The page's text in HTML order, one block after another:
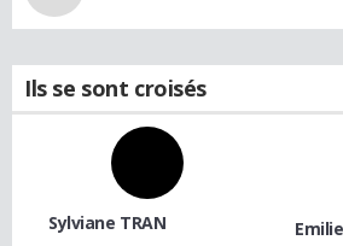
Ils se sont croisés
Sylviane TRAN